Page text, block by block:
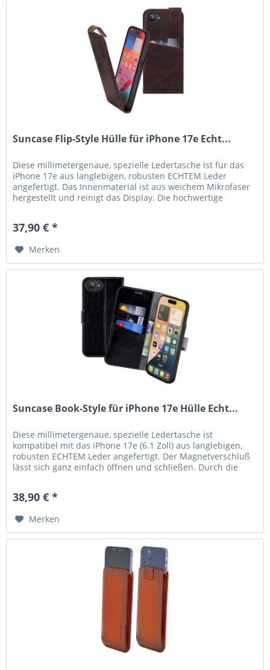
Suncase Flip-Style Hülle für iPhone 17e Echt...
Diese millimetergenaue, spezielle Ledertasche ist für das
iPhone 17e aus langlebigen, robusten ECHTEM Leder
angefertigt. Das Innenmaterial ist aus weichem Mikrofaser
hergestellt und reinigt das Display. Die hochwertige
37,90 € *
Merken
Suncase Book-Style für iPhone 17e Hülle Echt...
Diese millimetergenaue, spezielle Ledertasche ist
kompatibel mit das iPhone 17e (6.1 Zoll) aus langlebigen,
robusten ECHTEM Leder angefertigt. Der Magnetverschluß
lässt sich ganz einfach öffnen und schließen. Durch die
38,90 € *
Merken